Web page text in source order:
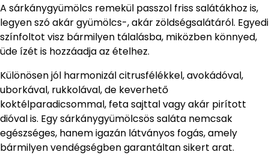
A sárkánygyümölcs remekül passzol friss salátákhoz is,
legyen szó akár gyümölcs-, akár zöldségsalátáról. Egyedi
színfoltot visz bármilyen tálalásba, miközben könnyed,
üde ízét is hozzáadja az ételhez.
Különösen jól harmonizál citrusfélékkel, avokádóval,
uborkával, rukkolával, de keverhető
koktélparadicsommal, feta sajttal vagy akár pirított
dióval is. Egy sárkánygyümölcsös saláta nemcsak
egészséges, hanem igazán látványos fogás, amely
bármilyen vendégségben garantáltan sikert arat.